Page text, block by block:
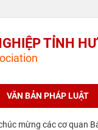
TỈNH
VĂN BẢN PHÁP LUẬT
mừng các cơ quan